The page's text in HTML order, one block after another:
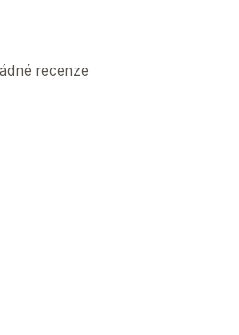
recenze